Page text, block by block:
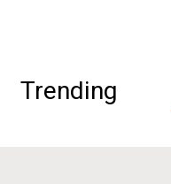
Trending